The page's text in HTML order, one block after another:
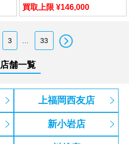
買取上限 ¥146,000
3 33
店舗一覧
上福岡西友店
新小岩店